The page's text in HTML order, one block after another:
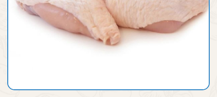
Má đùi gà phi lê